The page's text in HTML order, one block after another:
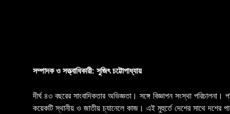
সম্পাদক ও সত্ত্বাধিকারী: সুজিৎ চট্টোপাধ্যায়
দীর্ঘ ৪৩ বছরের সাংবাদিকতার অভিজ্ঞতা। সঙ্গে বিজ্ঞাপন সংস্থা
কয়েকটি স্থানীয় ও জাতীয় চ্যানেলে কাজ। এই মুহুর্তে দেশের সাথে দশের